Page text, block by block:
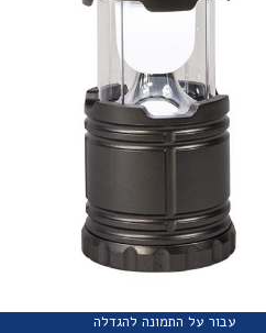
עבור על התמונה להגדלה